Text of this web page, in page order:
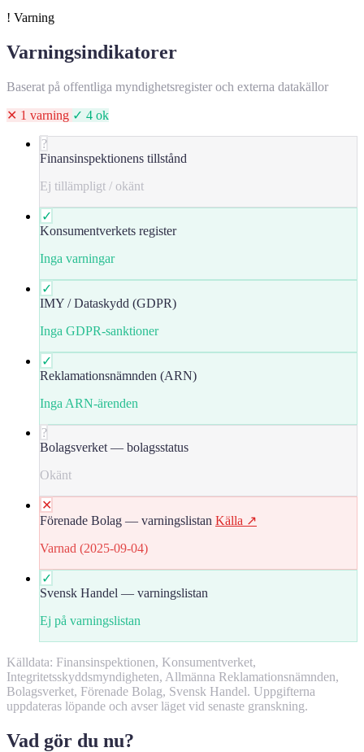
! Varning
Varningsindikatorer
Baserat på offentliga myndighetsregister och externa datakällor
✕ 1 varning ✓ 4 ok
?
Finansinspektionens tillstånd
Ej tillämpligt / okänt
✓
Konsumentverkets register
Inga varningar
✓
IMY / Dataskydd (GDPR)
Inga GDPR-sanktioner
✓
Reklamationsnämnden (ARN)
Inga ARN-ärenden
?
Bolagsverket — bolagsstatus
Okänt
✕
Förenade Bolag — varningslistan Källa ↗
Varnad (2025-09-04)
✓
Svensk Handel — varningslistan
Ej på varningslistan
Källdata: Finansinspektionen, Konsumentverket,
Integritetsskyddsmyndigheten, Allmänna Reklamationsnämnden,
Bolagsverket, Förenade Bolag, Svensk Handel. Uppgifterna
uppdateras löpande och avser läget vid senaste granskning.
Vad gör du nu?